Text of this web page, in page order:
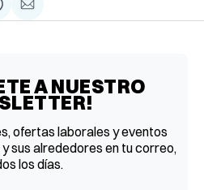
Compartir
via
A NUESTRO
ofertas laborales y eventos
sus alrededores en tu correo,
los días.